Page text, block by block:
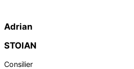
Adrian
STOIAN
Consilier